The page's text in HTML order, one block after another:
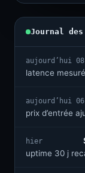
Journal
aujourd’hui
latence
aujourd’hui
prix d’entrée
hier
uptime 30 j